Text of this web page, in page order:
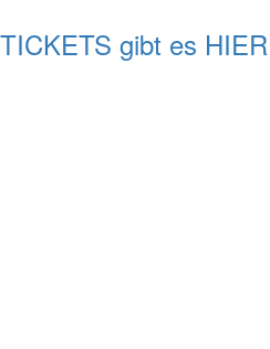
TICKETS gibt es HIER